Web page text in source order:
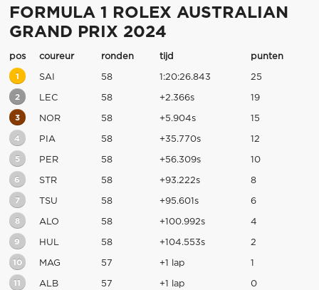
FORMULA 1 ROLEX AUSTRALIAN
GRAND PRIX 2024
pos coureur ronden tijd punten
1 SAI 58 1:20:26.843 25
2 LEC 58 +2.366s 19
3 NOR 58 +5.904s 15
4 PIA 58 +35.770s 12
5 PER 58 +56.309s 10
6 STR 58 +93.222s 8
7 TSU 58 +95.601s 6
8 ALO 58 +100.992s 4
9 HUL 58 +104.553s 2
10 MAG 57 +1 lap 1
11 ALB 57 +1 lap 0